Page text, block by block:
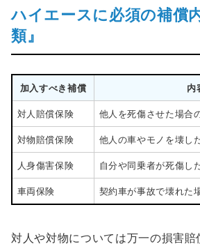
ハイエースに必須の補償
類』
加入すべき補償 内
対人賠償保険 他人を死傷させた場合
対物賠償保険 他人の車やモノを壊し
人身傷害保険 自分や同乗者が死傷し
車両保険 契約車が事故で壊れた
対人や対物については万一の損害